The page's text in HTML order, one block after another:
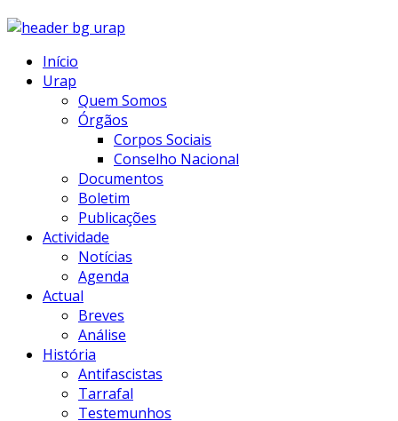
Início
Urap
Quem Somos
Órgãos
Corpos Sociais
Conselho Nacional
Documentos
Boletim
Publicações
Actividade
Notícias
Agenda
Actual
Breves
Análise
História
Antifascistas
Tarrafal
Testemunhos